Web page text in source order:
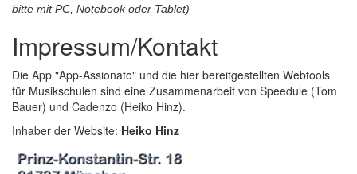
bitte mit PC, Notebook oder Tablet)
Impressum/Kontakt
Die App "App-Assionato" und die hier bereitgestellten Webtools
für Musikschulen sind eine Zusammenarbeit von Speedule (Tom
Bauer) und Cadenzo (Heiko Hinz).
Inhaber der Website: Heiko Hinz